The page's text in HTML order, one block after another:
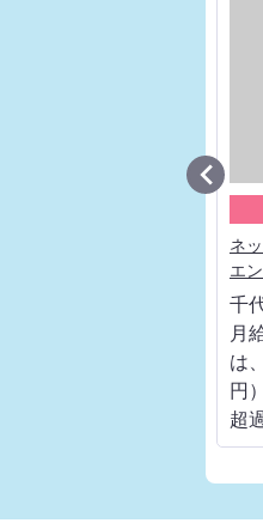
ネ
エ
千
月
は
円
超
